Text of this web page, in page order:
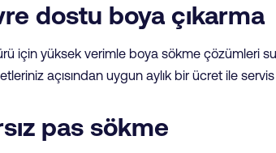
dostu boya çıkarma
için yüksek verimle boya sökme çözümleri
açısından uygun aylık bir ücret ile
pas sökme